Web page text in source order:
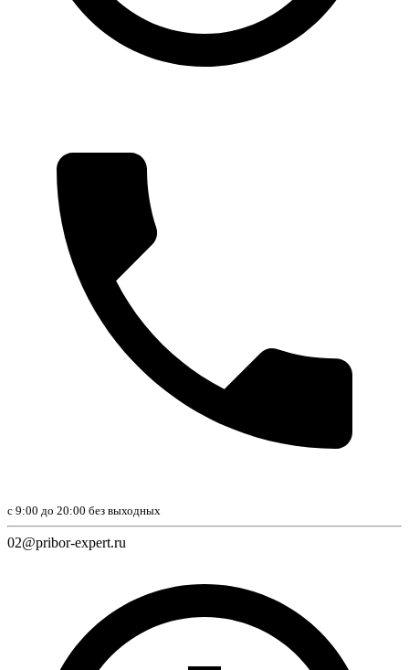
с 9:00 до 20:00 без вы­ход­ных
02@pribor-expert.ru